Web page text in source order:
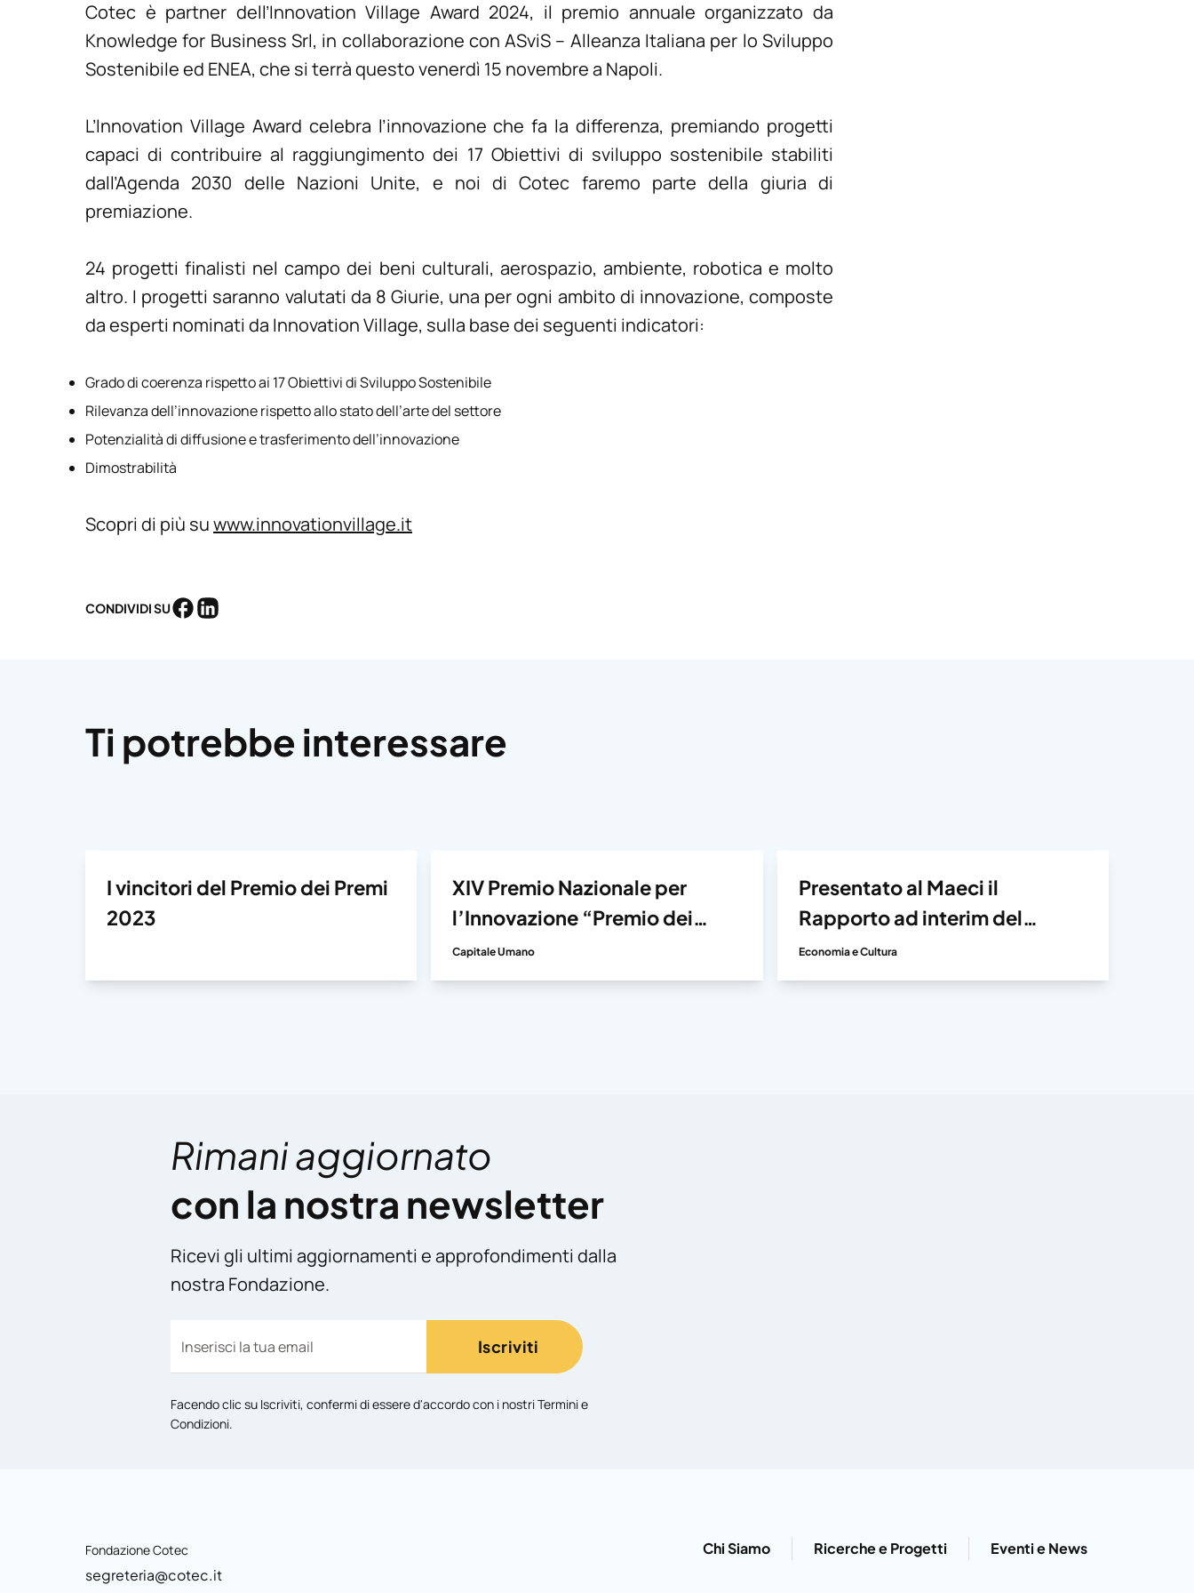
Cotec è partner dell’Innovation Village Award 2024, il premio annuale organizzato da
Knowledge for Business Srl, in collaborazione con ASviS – Alleanza Italiana per lo Sviluppo
Sostenibile ed ENEA, che si terrà questo venerdì 15 novembre a Napoli.
L’Innovation Village Award celebra l’innovazione che fa la differenza, premiando progetti
capaci di contribuire al raggiungimento dei 17 Obiettivi di sviluppo sostenibile stabiliti
dall’Agenda 2030 delle Nazioni Unite, e noi di Cotec faremo parte della giuria di
premiazione.
24 progetti finalisti nel campo dei beni culturali, aerospazio, ambiente, robotica e molto
altro. I progetti saranno valutati da 8 Giurie, una per ogni ambito di innovazione, composte
da esperti nominati da Innovation Village, sulla base dei seguenti indicatori:
Grado di coerenza rispetto ai 17 Obiettivi di Sviluppo Sostenibile
Rilevanza dell’innovazione rispetto allo stato dell’arte del settore
Potenzialità di diffusione e trasferimento dell’innovazione
Dimostrabilità
Scopri di più suwww.innovationvillage.it
CONDIVIDI SUCondividi su Facebook
Condividi su LinkedIn
Ti potrebbe interessare
I vincitori del Premio dei Premi
2023
XIV Premio Nazionale per
l’Innovazione “Premio dei
Premi”
Capitale Umano
Presentato al Maeci il
Rapporto ad interim del
Tavolo di Lavoro per
l’Internazionalizzazione delle
Economia e Cultura
Rimani aggiornato
con la nostra newsletter
Ricevi gli ultimi aggiornamenti e approfondimenti dalla
nostra Fondazione.
Iscriviti
Facendo clic su Iscriviti, confermi di essere d'accordo con i nostriTermini e
Condizioni.
Fondazione Cotec
segreteria@cotec.it
Chi Siamo Ricerche e Progetti Eventi e News